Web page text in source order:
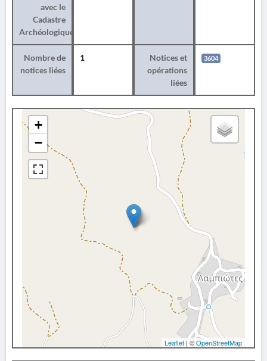
avec le
Cadastre
Archéologique
Nombre de
notices liées
1
Notices et
opérations
liées
3604
+
−
Leaflet | ©OpenStreetMap